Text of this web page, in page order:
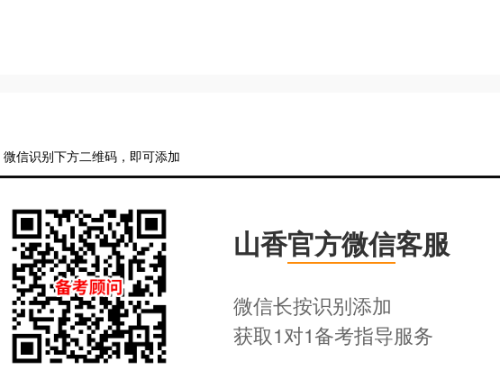
微信识别下方二维码，即可添加
山香官方微信客服
微信长按识别添加
获取1对1备考指导服务